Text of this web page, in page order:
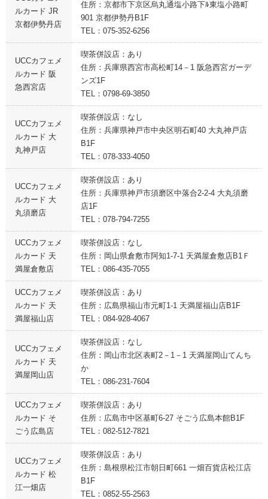
ルカード JR
京都伊勢丹店
住所：京都市下京区烏丸通塩小路下ﾙ東塩小路町
901 京都伊勢丹B1F
TEL：075-352-6256
UCCカフェメ
ルカード 阪
急西宮店
喫茶併設店：あり
住所：兵庫県西宮市高松町14－1 阪急西宮ガーデ
ンズ1F
TEL：0798-69-3850
UCCカフェメ
ルカード 大
丸神戸店
喫茶併設店：なし
住所：兵庫県神戸市中央区明石町40 大丸神戸店
B1F
TEL：078-333-4050
UCCカフェメ
ルカード 大
丸須磨店
喫茶併設店：あり
住所：兵庫県神戸市須磨区中落合2-2-4 大丸須磨
店1F
TEL：078-794-7255
UCCカフェメ
ルカード 天
満屋倉敷店
喫茶併設店：なし
住所：岡山県倉敷市阿知1-7-1 天満屋倉敷店B1Ｆ
TEL：086-435-7055
UCCカフェメ
ルカード 天
満屋福山店
喫茶併設店：あり
住所：広島県福山市元町1-1 天満屋福山店B1F
TEL：084-928-4067
UCCカフェメ
ルカード 天
満屋岡山店
喫茶併設店：なし
住所：岡山市北区表町2－1－1 天満屋岡山てんち
か
TEL：086-231-7604
UCCカフェメ
ルカード そ
ごう広島店
喫茶併設店：あり
住所：広島市中区基町6-27 そごう広島本館B1F
TEL：082-512-7821
UCCカフェメ
ルカード 松
江一畑店
喫茶併設店：あり
住所：島根県松江市朝日町661 一畑百貨店松江店
B1F
TEL：0852-55-2563